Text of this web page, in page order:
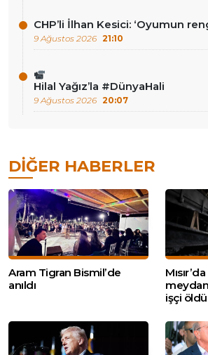
CHP’li İlhan Kesici: ‘Oyumun
9 Ağustos 2026 21:10
Hilal Yağız’la #DünyaHali
9 Ağustos 2026 20:07
DIĞER HABERLER
Aram Tigran Bismil’de
anıldı
işçi öldü